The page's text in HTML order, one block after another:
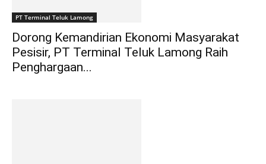
PT Terminal Teluk Lamong
Dorong Kemandirian Ekonomi Masyarakat
Pesisir, PT Terminal Teluk Lamong Raih
Penghargaan...